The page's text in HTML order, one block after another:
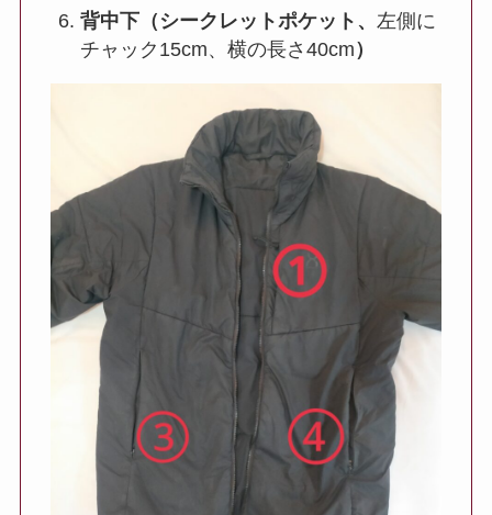
背中下（シークレットポケット、 左側に
チャック15cm、横の長さ40cm）